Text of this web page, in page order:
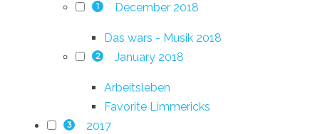
1 December 2018
Das wars - Musik 2018
2 January 2018
Arbeitsleben
Favorite Limmericks
3 2017